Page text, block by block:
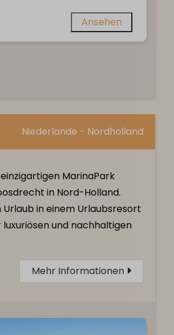
Ansehen
Niederlande - Nordholland
einzigartigen MarinaPark
in Nord-Holland.
Urlaub in einem Urlaubsresort
luxuriösen und nachhaltigen
Mehr Informationen